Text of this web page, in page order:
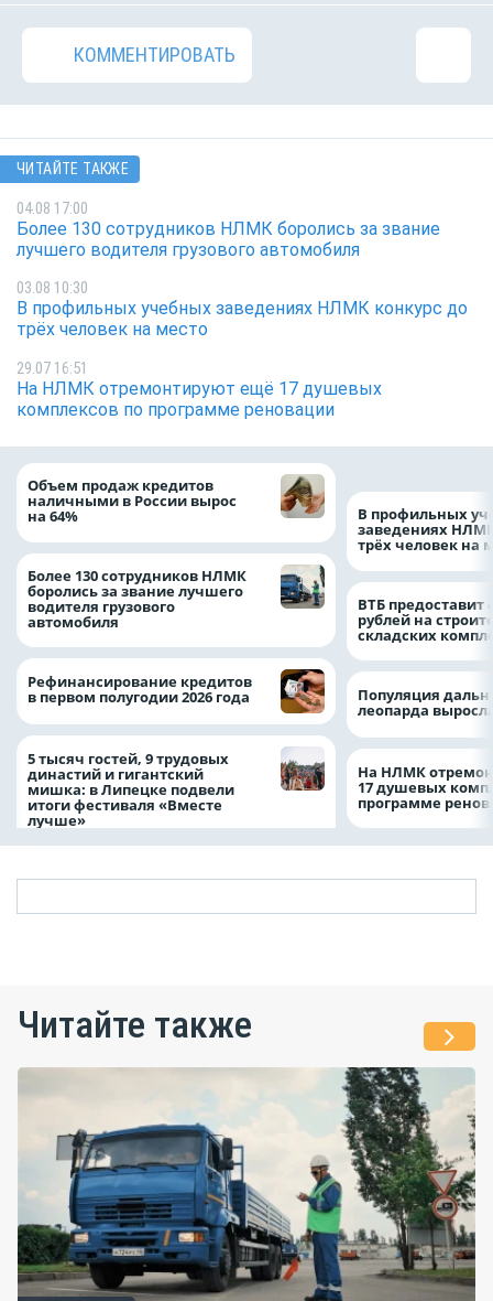
КОММЕНТИРОВАТЬ
ЧИТАЙТЕ ТАКЖЕ
04.08 17:00
Более 130 сотрудников НЛМК боролись за звание
лучшего водителя грузового автомобиля
03.08 10:30
В профильных учебных заведениях НЛМК конкурс до
трёх человек на место
29.07 16:51
На НЛМК отремонтируют ещё 17 душевых
комплексов по программе реновации
Объем продаж кредитов
наличными в России вырос
на 64%
Более 130 сотрудников НЛМК
боролись за звание лучшего
водителя грузового
автомобиля
Рефинансирование кредитов
в первом полугодии 2026 года
5 тысяч гостей, 9 трудовых
династий и гигантский
мишка: в Липецке подвели
итоги фестиваля «Вместе
лучше»
В профильных
заведениях
трёх человек на
ВТБ предоставит
рублей на
складских
Популяция
леопарда
На НЛМК
17 душевых
программе
Читайте также